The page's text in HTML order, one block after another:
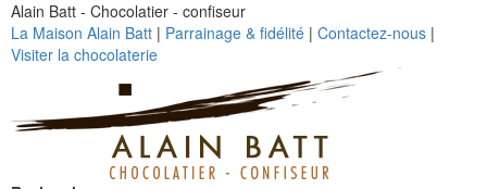
Alain Batt - Chocolatier - confiseur
La Maison Alain Batt | Parrainage & fidélité | Contactez-nous |
Visiter la chocolaterie